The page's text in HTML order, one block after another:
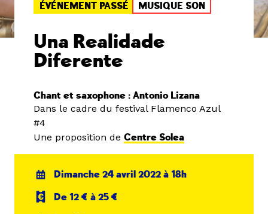
ÉVÉNEMENT PASSÉ MUSIQUE SON
Una Realidade
Diferente
Chant et saxophone : Antonio Lizana
Dans le cadre du festival Flamenco Azul
#4
Une proposition de Centre Solea
Dimanche 24 avril 2022 à 18h
De 12 € à 25 €